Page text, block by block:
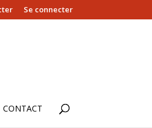
Se connecter
CONTACT